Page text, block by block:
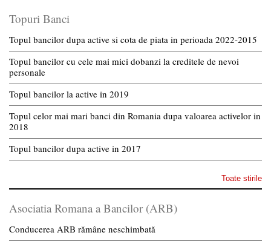
Topuri Banci
Topul bancilor dupa active si cota de piata in perioada 2022-2015
Topul bancilor cu cele mai mici dobanzi la creditele de nevoi
personale
Topul bancilor la active in 2019
Topul celor mai mari banci din Romania dupa valoarea activelor in
2018
Topul bancilor dupa active in 2017
Toate stirile
Asociatia Romana a Bancilor (ARB)
Conducerea ARB rămâne neschimbată